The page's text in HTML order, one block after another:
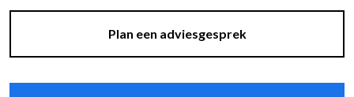
Plan een adviesgesprek